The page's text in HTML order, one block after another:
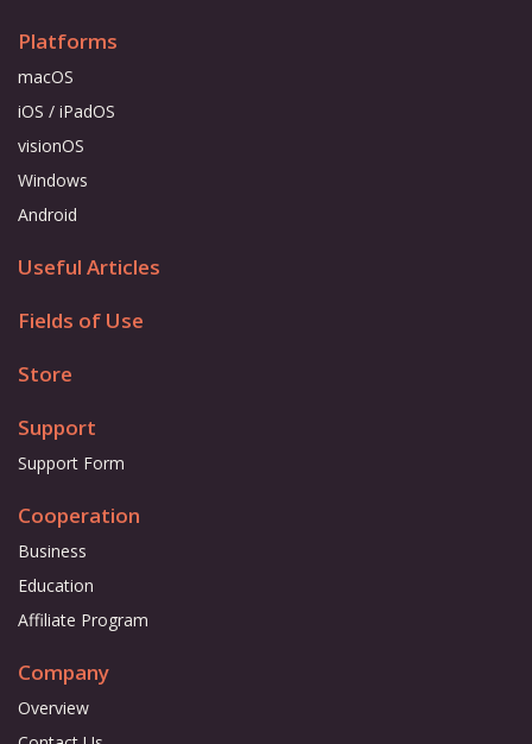
Platforms
macOS
iOS / iPadOS
visionOS
Windows
Android
Useful Articles
Fields of Use
Store
Support
Support Form
Cooperation
Business
Education
Affiliate Program
Company
Overview